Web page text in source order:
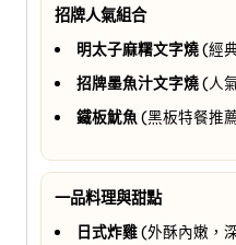
招牌人氣組合
明太子麻糬文字燒(經
招牌墨魚汁文字燒(人
鐵板魷魚 (黑板特餐推
一品料理與甜點
日式炸雞(外酥內嫩，